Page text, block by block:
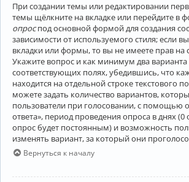
При создании темы или редактировании
темы щёлкните на вкладке или перейдите в
опроспод основной формой для создания
зависимости от используемого стиля; если
вкладки или формы, то вы не имеете прав на
Укажите вопрос и как минимум два варианта
соответствующих полях, убедившись, что
находится на отдельной строке текстового
можете задать количество вариантов,
пользователи при голосовании, с помощью
ответа», период проведения опроса в днях (0
опрос будет постоянным) и возможность
изменять вариант, за который они
Вернуться к началу